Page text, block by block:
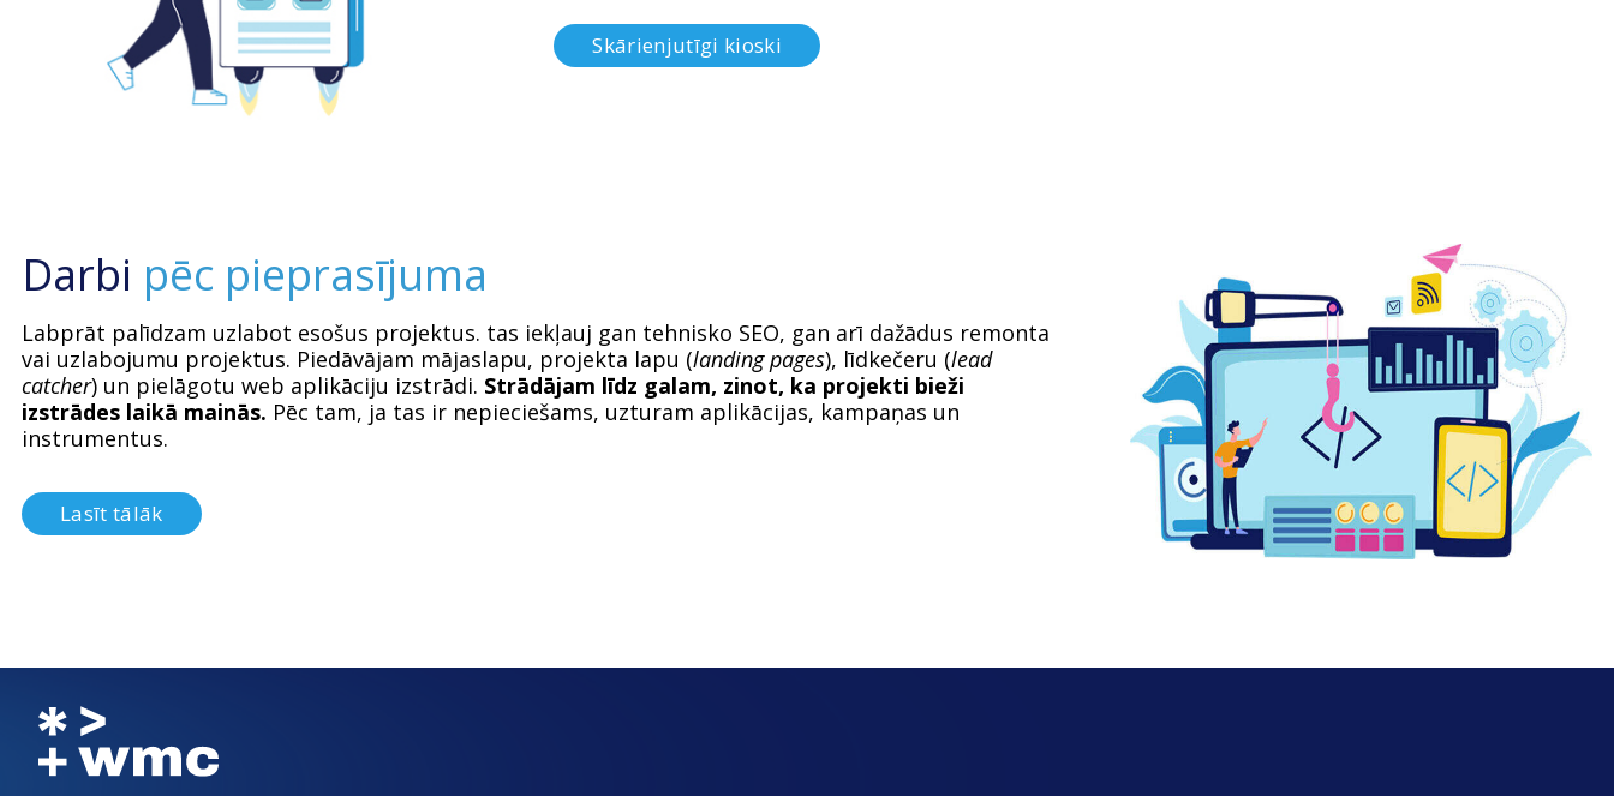
Skārienjutīgi kioski
Darbi pēc pieprasījuma
Labprāt palīdzam uzlabot esošus projektus. tas iekļauj gan tehnisko SEO, gan arī dažādus remonta
vai uzlabojumu projektus. Piedāvājam mājaslapu, projekta lapu (landing pages), līdkečeru (lead
catcher) un pielāgotu web aplikāciju izstrādi. Strādājam līdz galam, zinot, ka projekti bieži
izstrādes laikā mainās. Pēc tam, ja tas ir nepieciešams, uzturam aplikācijas, kampaņas un
instrumentus.
Lasīt tālāk